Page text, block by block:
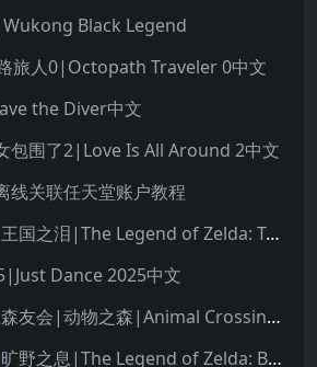
Black Legend
旅人0|Octopath Traveler 0中文
the Diver中文
包围了2|Love Is All Around 2中文
线关联任天堂账户教程
塞尔达传说：王国之泪|The Legend of Zelda: Tears of the Kingdom中文
Dance 2025中文
集合啦！动物森友会|动物之森|Animal Crossing: New Horizons中文
塞尔达传说：旷野之息|The Legend of Zelda: Breath of the Wild中文